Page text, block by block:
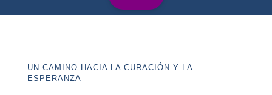
UN CAMINO HACIA LA CURACIÓN Y LA
ESPERANZA